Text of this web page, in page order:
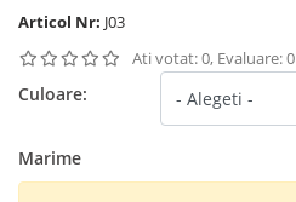
Articol Nr: J03
Ati votat: 0, Evaluare: 0
Culoare:
Marime